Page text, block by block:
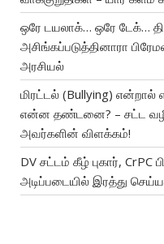
ஒரே டயலாக்… ஒரே டேக்…
அசிங்கப்படுத்தினாரா
அரசியல்
மிரட்டல் (Bullying)
என்ன தண்டனை? – சட்ட
அவர்களின் விளக்கம்!
DV சட்டம் கீழ் புகார், CrPC
அடிப்படையில் இரத்து